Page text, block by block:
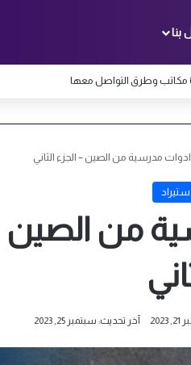
بنا
ادوات مدرسية من الصين – الجزء الثاني
من الصين
آخر تحديث: سبتمبر 25, 2023